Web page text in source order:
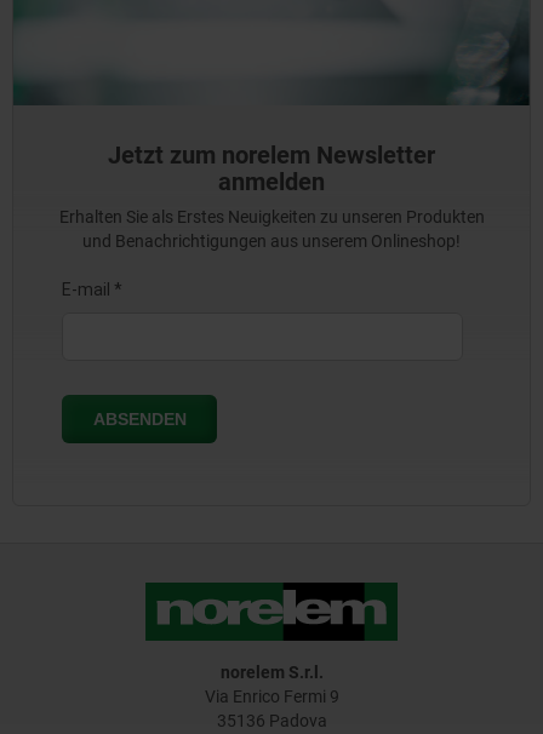
Jetzt zum norelem Newsletter
anmelden
Erhalten Sie als Erstes Neuigkeiten zu unseren Produkten
und Benachrichtigungen aus unserem Onlineshop!
norelem S.r.l.
Via Enrico Fermi 9
35136 Padova